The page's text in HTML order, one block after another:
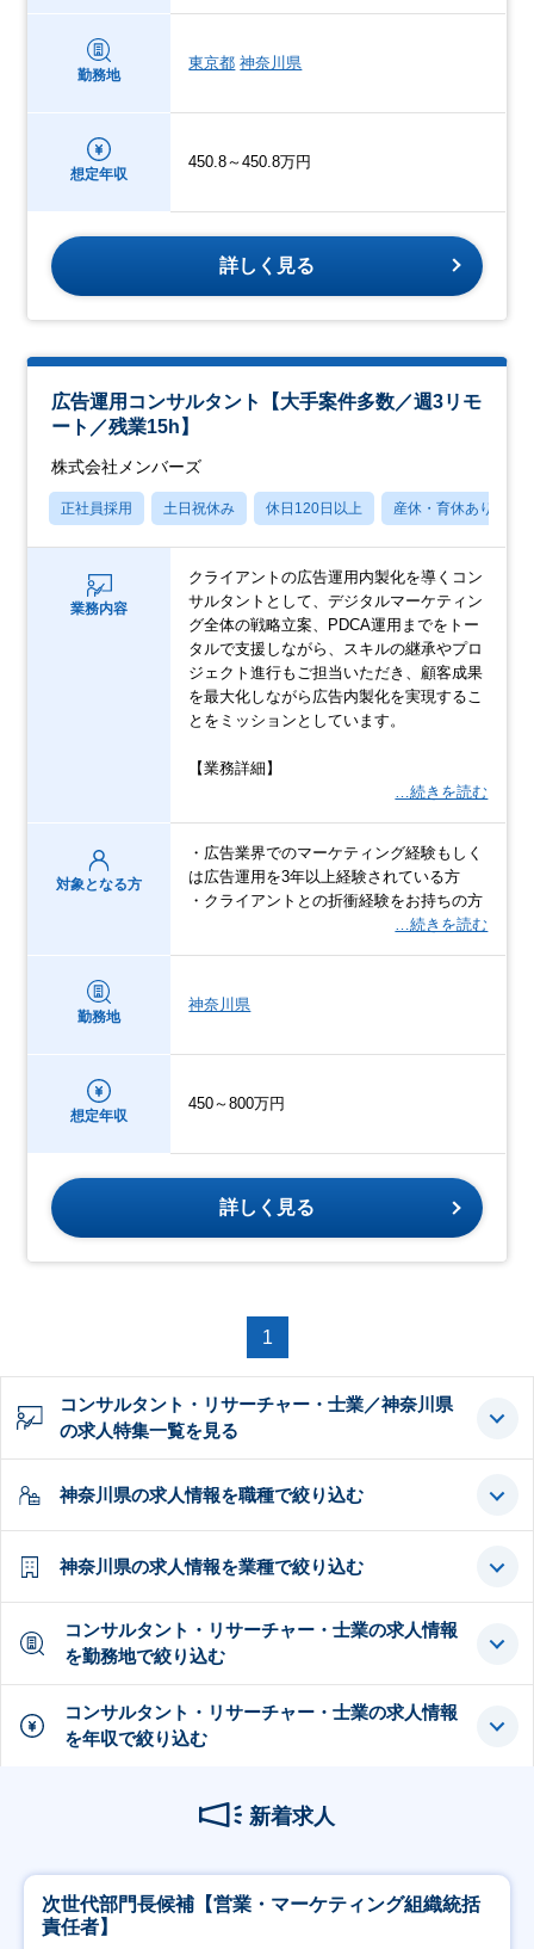
勤務地
東京都 神奈川県
想定年収
450.8～450.8万円
詳しく見る
広告運用コンサルタント【大手案件多数／週3リモ
ート／残業15h】
株式会社メンバーズ
正社員採用 土日祝休み 休日120日以上 産休・育休あり
業務内容
クライアントの広告運用内製化を導くコン
サルタントとして、デジタルマーケティン
グ全体の戦略立案、PDCA運用までをトー
タルで支援しながら、スキルの継承やプロ
ジェクト進行もご担当いただき、顧客成果
を最大化しながら広告内製化を実現するこ
とをミッションとしています。
【業務詳細】
…続きを読む
対象となる方
・広告業界でのマーケティング経験もしく
は広告運用を3年以上経験されている方
・クライアントとの折衝経験をお持ちの方
…続きを読む
勤務地
神奈川県
想定年収
450～800万円
詳しく見る
1
コンサルタント・リサーチャー・士業／神奈川県
の求人特集一覧を見る
神奈川県の求人情報を職種で絞り込む
神奈川県の求人情報を業種で絞り込む
コンサルタント・リサーチャー・士業の求人情報
を勤務地で絞り込む
コンサルタント・リサーチャー・士業の求人情報
を年収で絞り込む
新着求人
次世代部門長候補【営業・マーケティング組織統括
責任者】